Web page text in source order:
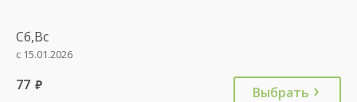
Сб,Вс
с 15.01.2026
77 руб. Выбрать